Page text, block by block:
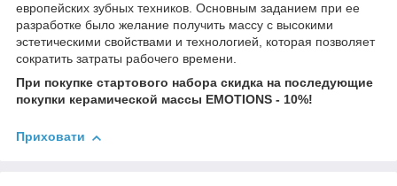
европейских зубных техников. Основным заданием при ее
разработке было желание получить массу с высокими
эстетическими свойствами и технологией, которая позволяет
сократить затраты рабочего времени.
При покупке стартового набора скидка на последующие
покупки керамической массы EMOTIONS - 10%!
Приховати